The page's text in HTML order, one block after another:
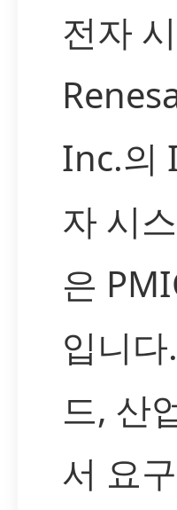
전자
Inc.의
자 시
은
입니
드, 산
서 요